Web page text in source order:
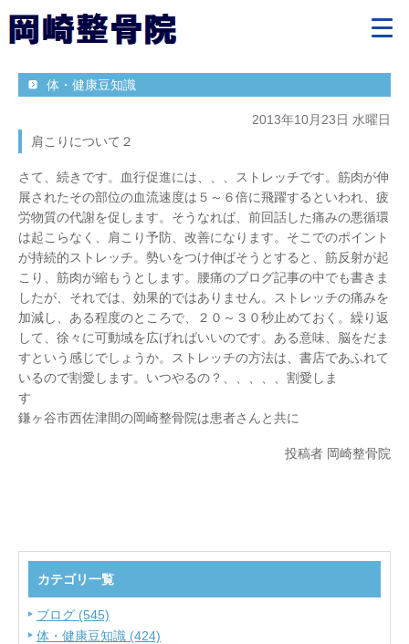
体・健康豆知識
2013年10月23日 水曜日
肩こりについて２
さて、続きです。血行促進には、、、ストレッチです。筋肉が伸
展されたその部位の血流速度は５～６倍に飛躍するといわれ、疲
労物質の代謝を促します。そうなれば、前回話した痛みの悪循環
は起こらなく、肩こり予防、改善になります。そこでのポイント
が持続的ストレッチ。勢いをつけ伸ばそうとすると、筋反射が起
こり、筋肉が縮もうとします。腰痛のブログ記事の中でも書きま
したが、それでは、効果的ではありません。ストレッチの痛みを
加減し、ある程度のところで、２０～３０秒止めておく。繰り返
して、徐々に可動域を広げればいいのです。ある意味、脳をだま
すという感じでしょうか。ストレッチの方法は、書店であふれて
いるので割愛します。いつやるの？、、、、、割愛しま
鎌ヶ谷市西佐津間の岡崎整骨院は患者さんと共に
投稿者 岡崎整骨院
カテゴリ一覧
ブログ (545)
体・健康豆知識 (424)